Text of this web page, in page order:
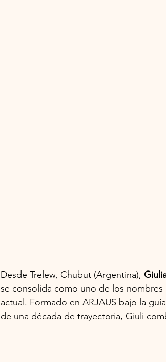
Desde Trelew, Chubut (Argentina),
se consolida como uno de los
actual. Formado en ARJAUS bajo la
de una década de trayectoria, Giuli